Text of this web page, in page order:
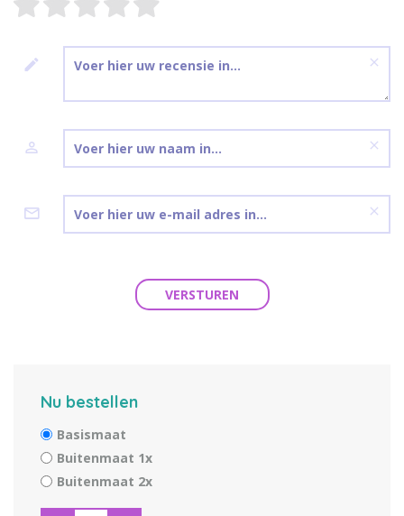
VERSTUREN
Nu bestellen
Basismaat
Buitenmaat 1x
Buitenmaat 2x